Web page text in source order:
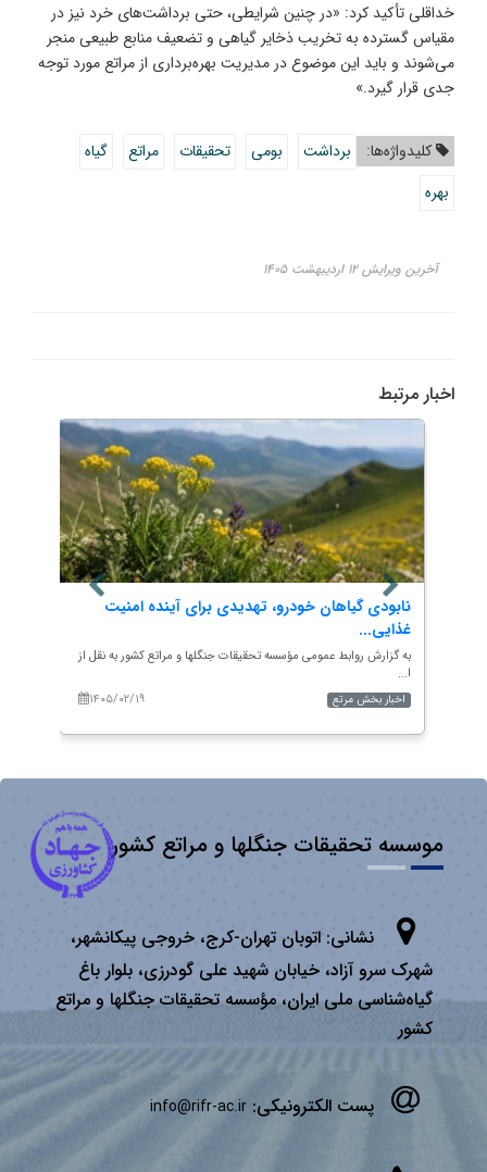
خداقلی تأکید کرد: «در چنین شرایطی، حتی برداشت‌های خرد نیز در
مقیاس گسترده به تخریب ذخایر گیاهی و تضعیف منابع طبیعی منجر
می‌شوند و باید این موضوع در مدیریت بهره‌برداری از مراتع مورد توجه
جدی قرار گیرد.»
کلیدواژه‌ها: برداشت بومی تحقیقات مراتع
گیاه
بهره
آخرین ویرایش ۱۲ اردیبهشت ۱۴۰۵
اخبار مرتبط
نابودی گیاهان خودرو، تهدیدی برای آینده امنیت
غذایی...
به گزارش روابط عمومی مؤسسه تحقیقات جنگلها و مراتع کشور به نقل از
ا...
۱۴۰۵/۰۲/۱۹
اخبار بخش مرتع
موسسه تحقیقات جنگلها و مراتع کشور
نشانی: اتوبان تهران­-كرج، خروجی پیكانشهر،
شهرک سرو آزاد، خیابان شهید علی گودرزی، بلوار باغ
گیاه‌شناسی ملی ایران، مؤسسه تحقیقات جنگلها و مراتع
كشور
پست الکترونیکی: info@rifr-ac.ir